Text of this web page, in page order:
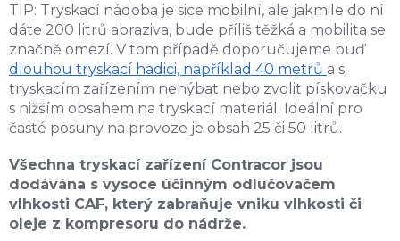
TIP: Tryskací nádoba je sice mobilní, ale jakmile do ní
dáte 200 litrů abraziva, bude příliš těžká a mobilita se
značně omezí. V tom případě doporučujeme buď
dlouhou tryskací hadici, například 40 metrů a s
tryskacím zařízením nehýbat nebo zvolit pískovačku
s nižším obsahem na tryskací materiál. Ideální pro
časté posuny na provoze je obsah 25 či 50 litrů.
Všechna tryskací zařízení Contracor jsou
dodávána s vysoce účinným odlučovačem
vlhkosti CAF, který zabraňuje vniku vlhkosti či
oleje z kompresoru do nádrže.